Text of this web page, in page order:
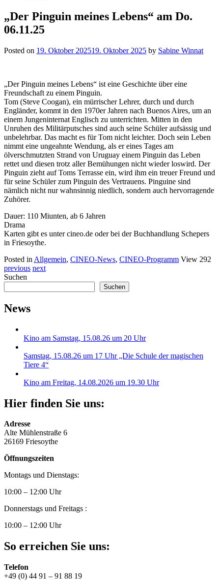
„Der Pinguin meines Lebens“ am Do.
06.11.25
Posted on 19. Oktober 202519. Oktober 2025 by Sabine Winnat
„Der Pinguin meines Lebens“ ist eine Geschichte über eine
Freundschaft zu einem Pinguin.
Tom (Steve Coogan), ein mürrischer Lehrer, durch und durch
Engländer, kommt in den 1970er Jahren nach Buenos Aires, um an
einem Jungeninternat Englisch zu unterrichten. Mitten in den
Unruhen des Militärputsches sind auch seine Schüler aufsässig und
unbelehrbar. Das macht es für Tom nicht leichter. Doch sein Leben
nimmt eine ungeahnte Wendung, als er eines Tages am
ölverschmutzten Strand von Uruguay einem Pinguin das Leben
rettet und diesen trotz aller Bemühungen nicht wieder loswird. Der
Pinguin zieht auf Toms Terrasse ein, wird ihm ein treuer Freund und
für seine Schüler zum Pinguin des Vertrauens. Pinguine sind
nämlich nicht nur wahnsinnig niedlich, sondern auch hervorragende
Zuhörer.
Dauer: 110 Miunten, ab 6 Jahren
Drama
Karten gibt es unter cineo.de oder bei der Buchhandlung Schepers
in Friesoythe.
Posted in Allgemein, CINEO-News, CINEO-Programm View 292
previous next
Suchen
Suchen
News
Kino am Samstag, 15.08.26 um 20 Uhr
Samstag, 15.08.26 um 17 Uhr „Die Schule der magischen
Tiere 4“
Kino am Freitag, 14.08.2026 um 19.30 Uhr
Hier finden Sie uns:
Adresse
Alte Mühlenstraße 6
26169 Friesoythe
Öffnungszeiten
Montags und Dienstags:
10:00 – 12:00 Uhr
Donnerstags und Freitags :
10:00 – 12:00 Uhr
So erreichen Sie uns:
Telefon
+49 (0) 44 91 – 91 88 19